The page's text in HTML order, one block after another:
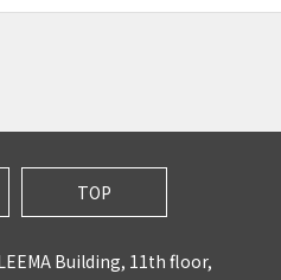
TOP
Building, 11th floor,